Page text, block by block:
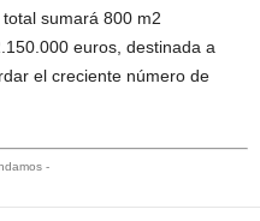
sumará 800 m2
euros, destinada a
el creciente número de
-